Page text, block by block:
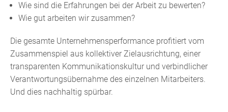
Wie sind die Erfahrungen bei der Arbeit zu bewerten?
Wie gut arbeiten wir zusammen?
Die gesamte Unternehmensperformance profitiert vom
Zusammenspiel aus kollektiver Zielausrichtung, einer
transparenten Kommunikationskultur und verbindlicher
Verantwortungsübernahme des einzelnen Mitarbeiters.
Und dies nachhaltig spürbar.